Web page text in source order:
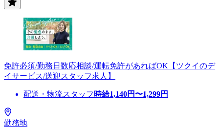
免許必須/勤務日数応相談/運転免許があればOK【ツクイのデ
イサービス/送迎スタッフ求人】
配送・物流スタッフ 時給1,140円〜1,299円
勤務地